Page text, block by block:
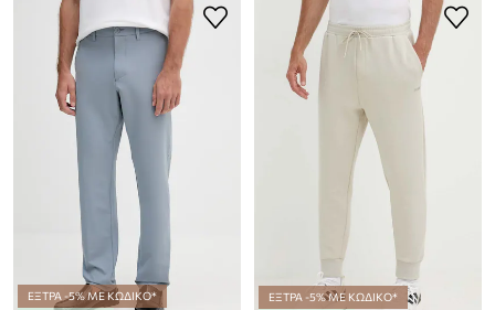
ΕΞΤΡΑ -5% ΜΕ ΚΩΔΙΚΟ*
ΕΞΤΡΑ -5% ΜΕ ΚΩΔΙΚΟ*